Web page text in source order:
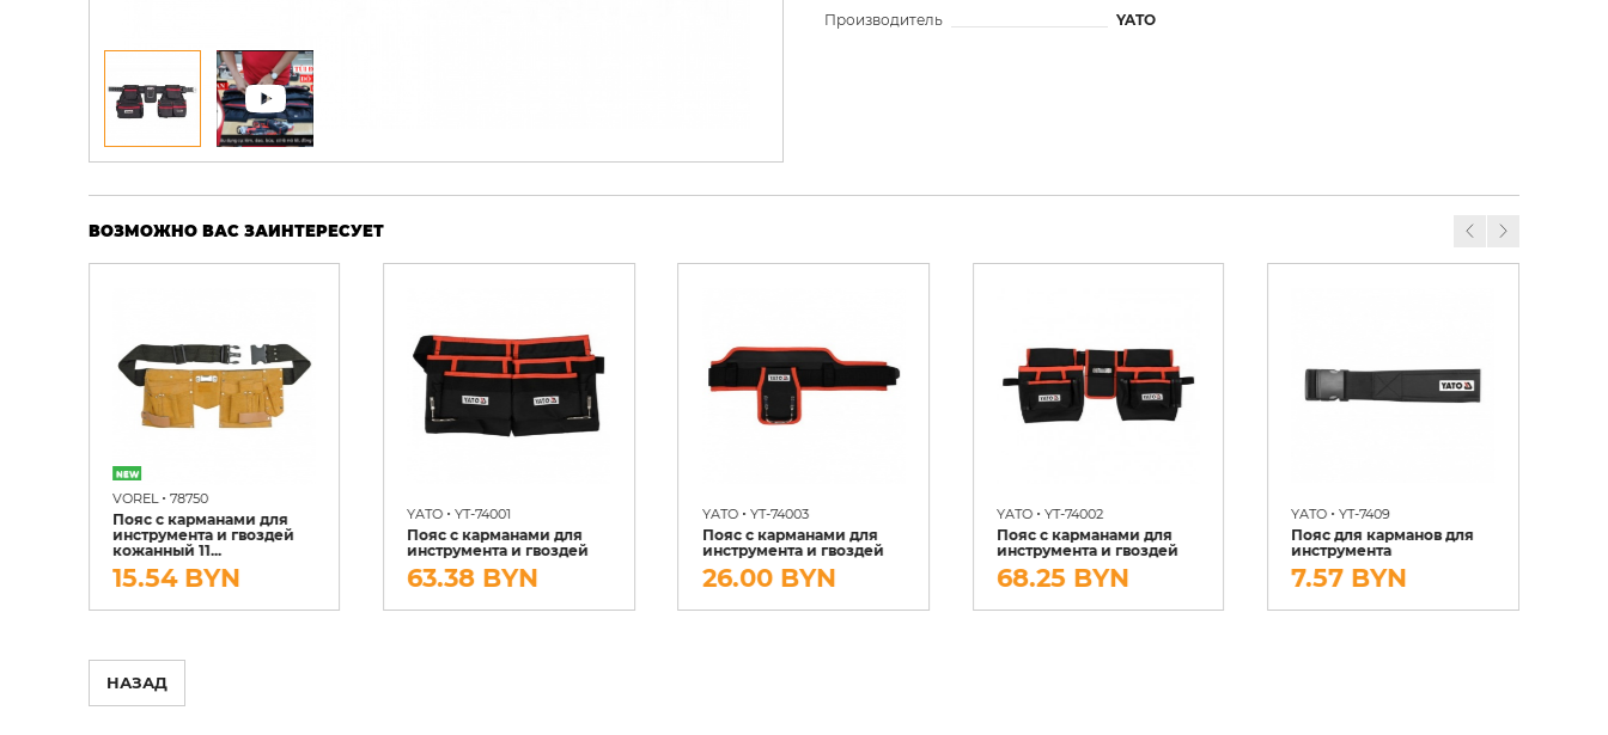
Производитель YATO
ВОЗМОЖНО ВАС ЗАИНТЕРЕСУЕТ
VOREL •78750
Пояс с карманами для
инструмента и гвоздей
кожанный 11...
15.54 BYN
YATO •YT-74001
Пояс с карманами для
инструмента и гвоздей
63.38 BYN
YATO• YT-74003
Пояс с карманами для
инструмента и гвоздей
26.00 BYN
YATO •YT-74002
Пояс с карманами для
инструмента и гвоздей
68.25 BYN
YATO •YT-7409
Пояс для карманов для
инструмента
7.57 BYN
НАЗАД